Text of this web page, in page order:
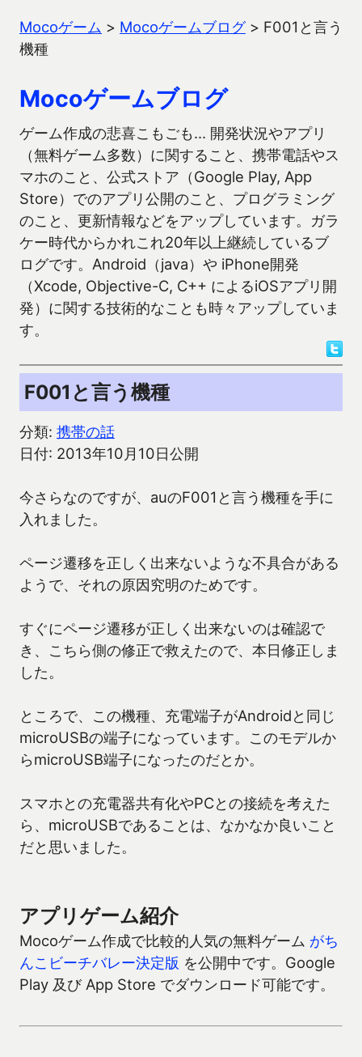
Mocoゲーム > Mocoゲームブログ> F001と言う
機種
Mocoゲームブログ
ゲーム作成の悲喜こもごも… 開発状況やアプリ
（無料ゲーム多数）に関すること、携帯電話やス
マホのこと、公式ストア（Google Play, App
Store）でのアプリ公開のこと、プログラミング
のこと、更新情報などをアップしています。ガラ
ケー時代からかれこれ20年以上継続しているブ
ログです。Android（java）や iPhone開発
（Xcode, Objective-C, C++ によるiOSアプリ開
発）に関する技術的なことも時々アップしていま
す。
F001と言う機種
分類: 携帯の話
日付: 2013年10月10日公開
今さらなのですが、auのF001と言う機種を手に
入れました。
ページ遷移を正しく出来ないような不具合がある
ようで、それの原因究明のためです。
すぐにページ遷移が正しく出来ないのは確認で
き、こちら側の修正で救えたので、本日修正しま
した。
ところで、この機種、充電端子がAndroidと同じ
microUSBの端子になっています。このモデルか
らmicroUSB端子になったのだとか。
スマホとの充電器共有化やPCとの接続を考えた
ら、microUSBであることは、なかなか良いこと
だと思いました。
アプリゲーム紹介
Mocoゲーム作成で比較的人気の無料ゲーム がち
んこビーチバレー決定版 を公開中です。Google
Play 及び App Store でダウンロード可能です。